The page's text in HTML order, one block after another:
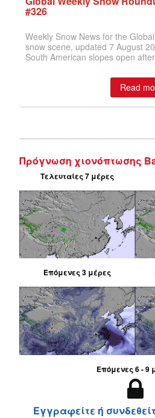
Πρόγνωση χιονόπτωσης
Τελευταίες 7 μέρες
Επόμενες 3 μέρες
Επόμενες 6 - 9
Εγγραφείτε ή